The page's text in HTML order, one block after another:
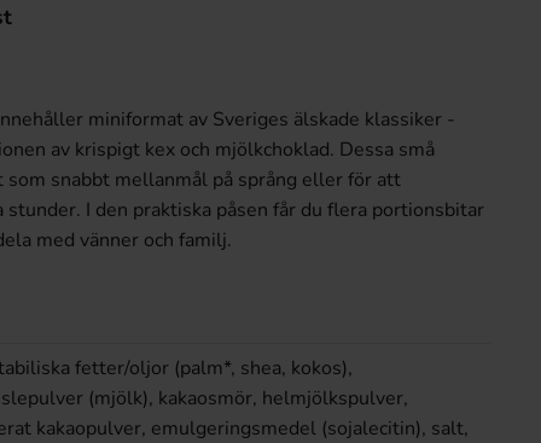
miniformat av Sveriges älskade klassiker -
av krispigt kex och mjölkchoklad. Dessa små
som snabbt mellanmål på språng eller för att
I den praktiska påsen får du flera portionsbitar
med vänner och familj.
fetter/oljor (palm*, shea, kokos),
(mjölk), kakaosmör, helmjölkspulver,
kakaopulver, emulgeringsmedel (sojalecitin), salt,